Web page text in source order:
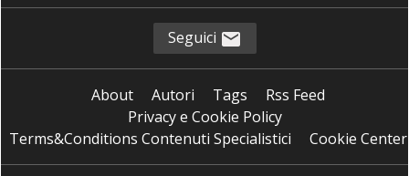
Seguici
About Autori Tags
Rss Feed
Privacy e Cookie Policy
Terms&Conditions Contenuti Specialistici
Cookie Center